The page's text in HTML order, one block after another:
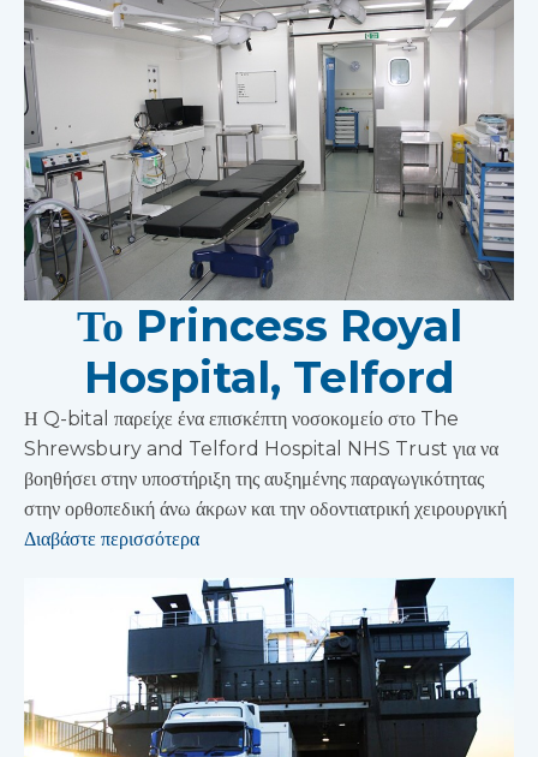
Το Princess Royal
Hospital, Telford
Η Q-bital παρείχε ένα επισκέπτη νοσοκομείο στο The
Shrewsbury and Telford Hospital NHS Trust για να
βοηθήσει στην υποστήριξη της αυξημένης παραγωγικότητας
στην ορθοπεδική άνω άκρων και την οδοντιατρική χειρουργική
Διαβάστε περισσότερα